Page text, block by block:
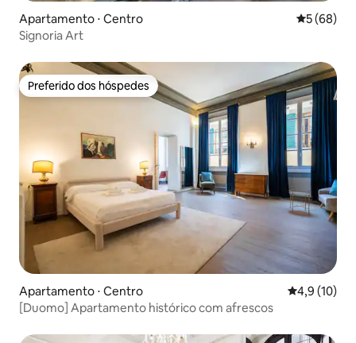
Apartamento ⋅ Centro 5 de uma
5 (68)
Signoria Art
Preferido dos hóspedes
Preferido dos hóspedes
Apartamento ⋅ Centro 4,9 de uma
4,9 (10)
[Duomo] Apartamento histórico com afrescos